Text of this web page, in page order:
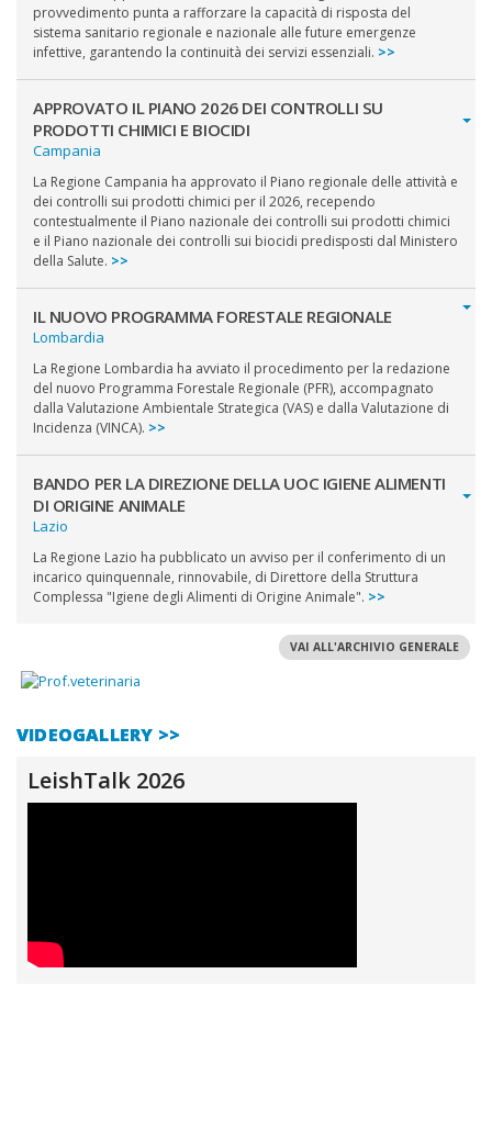
provvedimento punta a rafforzare la capacità di risposta del
sistema sanitario regionale e nazionale alle future emergenze
infettive, garantendo la continuità dei servizi essenziali. >>
APPROVATO IL PIANO 2026 DEI CONTROLLI SU
PRODOTTI CHIMICI E BIOCIDI
Campania
La Regione Campania ha approvato il Piano regionale delle attività e
dei controlli sui prodotti chimici per il 2026, recependo
contestualmente il Piano nazionale dei controlli sui prodotti chimici
e il Piano nazionale dei controlli sui biocidi predisposti dal Ministero
della Salute. >>
IL NUOVO PROGRAMMA FORESTALE REGIONALE
Lombardia
La Regione Lombardia ha avviato il procedimento per la redazione
del nuovo Programma Forestale Regionale (PFR), accompagnato
dalla Valutazione Ambientale Strategica (VAS) e dalla Valutazione di
Incidenza (VINCA). >>
BANDO PER LA DIREZIONE DELLA UOC IGIENE ALIMENTI
DI ORIGINE ANIMALE
Lazio
La Regione Lazio ha pubblicato un avviso per il conferimento di un
incarico quinquennale, rinnovabile, di Direttore della Struttura
Complessa "Igiene degli Alimenti di Origine Animale". >>
VAI ALL'ARCHIVIO GENERALE
VIDEOGALLERY >>
LeishTalk 2026